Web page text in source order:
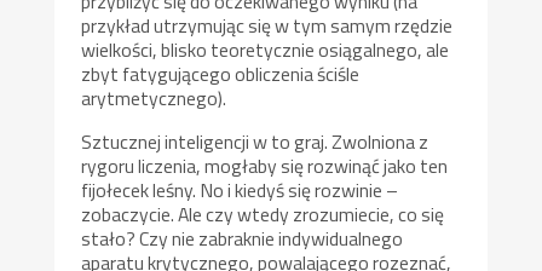
przykład utrzymując się w tym samym rzędzie
wielkości, blisko teoretycznie osiągalnego, ale
zbyt fatygującego obliczenia ściśle
arytmetycznego).
Sztucznej inteligencji w to graj. Zwolniona z
rygoru liczenia, mogłaby się rozwinąć jako ten
fijołecek leśny. No i kiedyś się rozwinie –
zobaczycie. Ale czy wtedy zrozumiecie, co się
stało? Czy nie zabraknie indywidualnego
aparatu krytycznego, powalającego rozeznać,